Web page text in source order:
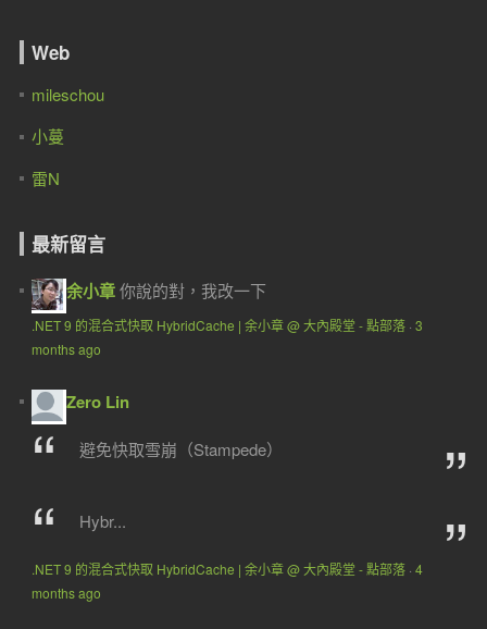
Web
mileschou
小蔓
雷N
最新留言
余小章你說的對，我改一下
.NET 9 的混合式快取 HybridCache | 余小章 @ 大內殿堂 - 點部落· 3
months ago
Zero Lin
避免快取雪崩（Stampede）
Hybr...
.NET 9 的混合式快取 HybridCache | 余小章 @ 大內殿堂 - 點部落· 4
months ago